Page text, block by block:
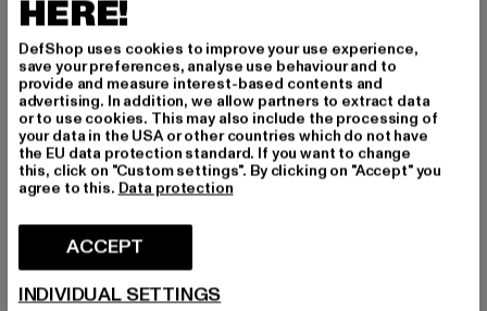
UUSI
HERE!
DefShop uses cookies to improve your use experience,
save your preferences, analyse use behaviour and to
provide and measure interest-based contents and
advertising. In addition, we allow partners to extract data
or to use cookies. This may also include the processing of
your data in the USA or other countries which do not have
the EU data protection standard. If you want to change
this, click on "Custom settings". By clicking on "Accept" you
agree to this. Data protection
ACCEPT
INDIVIDUAL SETTINGS